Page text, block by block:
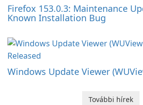
Firefox 153.0.3: Maintenance
Known Installation Bug
Windows Update Viewer
További hírek